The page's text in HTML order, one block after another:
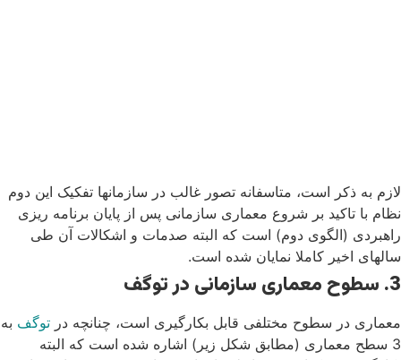
لازم به ذکر است، متاسفانه تصور غالب در سازمانها تفکیک این دوم
نظام با تاکید بر شروع معماری سازمانی پس از پایان برنامه ریزی
راهبردی (الگوی دوم) است که البته صدمات و اشکالات آن طی
سالهای اخیر کاملا نمایان شده است.
3. سطوح معماری سازمانی در توگف
معماری در سطوح مختلفی قابل بکارگیری است، چنانچه در توگف به
3 سطح معماری (مطابق شکل زیر) اشاره شده است که البته